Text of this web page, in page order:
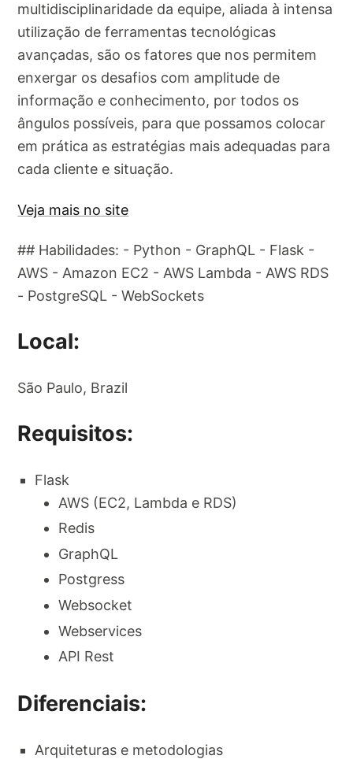
multidisciplinaridade da equipe, aliada à intensa
utilização de ferramentas tecnológicas
avançadas, são os fatores que nos permitem
enxergar os desafios com amplitude de
informação e conhecimento, por todos os
ângulos possíveis, para que possamos colocar
em prática as estratégias mais adequadas para
cada cliente e situação.
Veja mais no site
## Habilidades: - Python - GraphQL - Flask -
AWS - Amazon EC2 - AWS Lambda - AWS RDS
- PostgreSQL - WebSockets
Local:
São Paulo, Brazil
Requisitos:
Flask
AWS (EC2, Lambda e RDS)
Redis
GraphQL
Postgress
Websocket
Webservices
API Rest
Diferenciais:
Arquiteturas e metodologias